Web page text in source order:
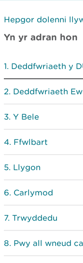
Hepgor dolenni
Yn yr adran hon
Deddfwriaeth y
Deddfwriaeth
Y Bele
Ffwlbart
Llygon
Carlymod
Trwyddedu
Pwy all wneud